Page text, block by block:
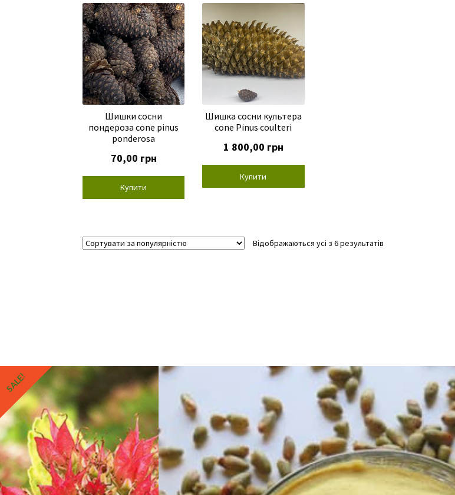
Шишки сосни
пондероза cone pinus
ponderosa
70,00 грн
Купити
Шишка сосни культера
cone Pinus coulteri
1 800,00 грн
Купити
Відображаються усі з 6 результатів
SALE!